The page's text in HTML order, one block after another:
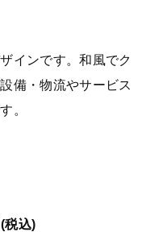
インです。和風でク
備・物流やサービス
。
税込)